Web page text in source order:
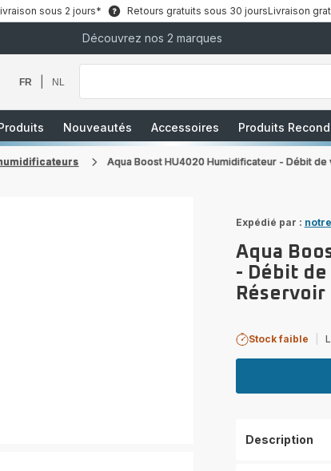
sous 2 jours* Retours gratuits sous 30 joursLivraison
Découvrez nos 2 marques
FR NL
Que
recherchez-
Nouveautés Accessoires Produits
Aqua Boost HU4020 Humidificateur - Débit
Expédié par :
Aqua
- Débit
Réservoir
Stock faible
Description